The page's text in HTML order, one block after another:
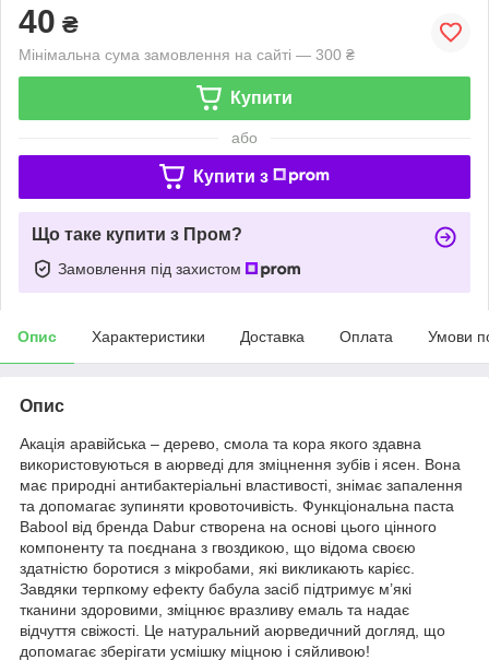
40 ₴
Мінімальна сума замовлення на сайті — 300 ₴
Купити
або
Купити з
Що таке купити з Пром?
Замовлення під захистом
Опис Характеристики Доставка Оплата Умови
Опис
Акація аравійська – дерево, смола та кора якого здавна
використовуються в аюрведі для зміцнення зубів і ясен. Вона
має природні антибактеріальні властивості, знімає запалення
та допомагає зупиняти кровоточивість. Функціональна паста
Babool від бренда Dabur створена на основі цього цінного
компоненту та поєднана з гвоздикою, що відома своєю
здатністю боротися з мікробами, які викликають карієс.
Завдяки терпкому ефекту бабула засіб підтримує м’які
тканини здоровими, зміцнює вразливу емаль та надає
відчуття свіжості. Це натуральний аюрведичний догляд, що
допомагає зберігати усмішку міцною і сяйливою!